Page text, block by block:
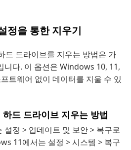
정을 통한 지우기
드 드라이브를 지우는 방법은 가
니다. 이 옵션은 Windows 10, 11,
트웨어 없이 데이터를 지울 수 있
드 드라이브 지우는 방법
정 > 업데이트 및 보안 > 복구로
11에서는 설정 > 시스템 > 복구